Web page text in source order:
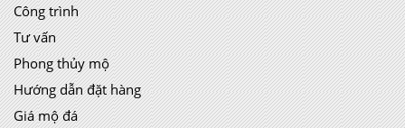
Công trình
Tư vấn
Phong thủy mộ
Hướng dẫn đặt hàng
Giá mộ đá